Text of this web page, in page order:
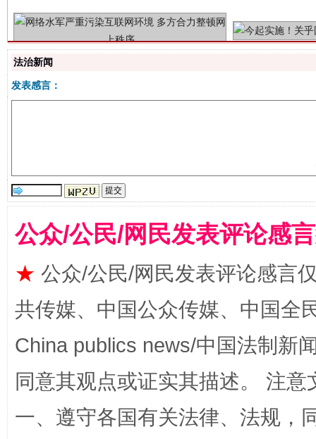
解纷+调解+退费，一次搞定
法治新闻
发表感言：
公众/公民/网民发表评论感
★ 公众/公民/网民发表评论感言
共传媒、中国公众传媒、中国全
China publics news/中国法制新
同意其观点或证实其描述。 注
一、遵守各国有关法律、法规，